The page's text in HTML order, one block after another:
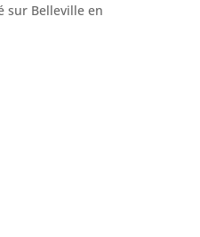
sur Belleville en